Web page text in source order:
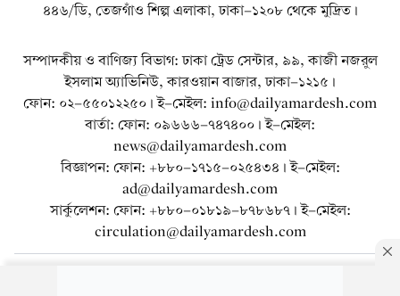
৪৪৬/ডি, তেজগাঁও শিল্প এলাকা, ঢাকা-১২০৮ থেকে মুদ্রিত।
সম্পাদকীয় ও বাণিজ্য বিভাগ: ঢাকা ট্রেড সেন্টার, ৯৯, কাজী নজরুল
ইসলাম অ্যাভিনিউ, কারওয়ান বাজার, ঢাকা-১২১৫।
ফোন: ০২-৫৫০১২২৫০। ই-মেইল: info@dailyamardesh.com
বার্তা: ফোন: ০৯৬৬৬-৭৪৭৪০০। ই-মেইল:
news@dailyamardesh.com
বিজ্ঞাপন: ফোন: +৮৮০-১৭১৫-০২৫৪৩৪ । ই-মেইল:
ad@dailyamardesh.com
সার্কুলেশন: ফোন: +৮৮০-০১৮১৯-৮৭৮৬৮৭ । ই-মেইল:
circulation@dailyamardesh.com